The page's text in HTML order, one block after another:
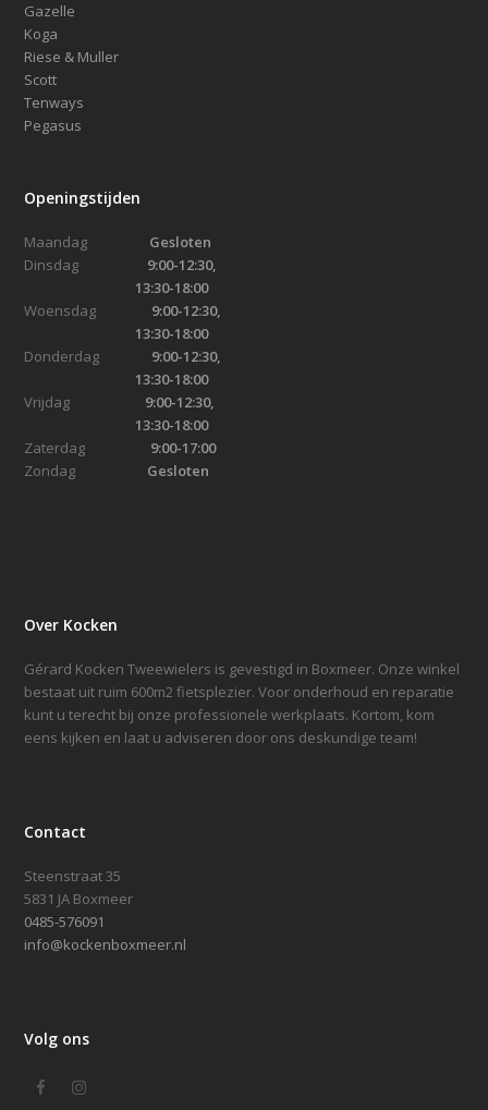
Gazelle
Koga
Riese & Muller
Scott
Tenways
Pegasus
Openingstijden
Maandag Gesloten
Dinsdag 9:00-12:30,
13:30-18:00
Woensdag
9:00-12:30,
13:30-18:00
Donderdag 9:00-12:30,
13:30-18:00
Vrijdag 9:00-12:30,
13:30-18:00
Zaterdag 9:00-17:00
Zondag Gesloten
Over Kocken
Gérard Kocken Tweewielers is gevestigd in Boxmeer. Onze winkel
bestaat uit ruim 600m2 fietsplezier. Voor onderhoud en reparatie
kunt u terecht bij onze professionele werkplaats. Kortom, kom
eens kijken en laat u adviseren door ons deskundige team!
Contact
Steenstraat 35
5831 JA Boxmeer
0485-576091
info@kockenboxmeer.nl
Volg ons
FacebookInstagram